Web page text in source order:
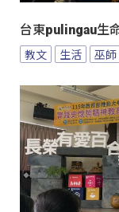
台東pulingau生
教文 生活 巫師